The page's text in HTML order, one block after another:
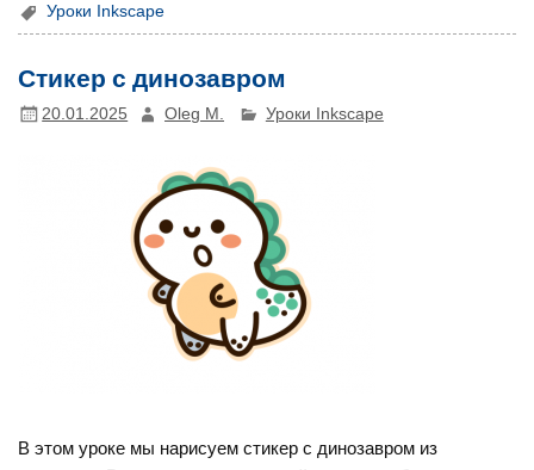
Уроки Inkscape
Стикер с динозавром
20.01.2025 Oleg M. Уроки Inkscape
В этом уроке мы нарисуем стикер с динозавром из